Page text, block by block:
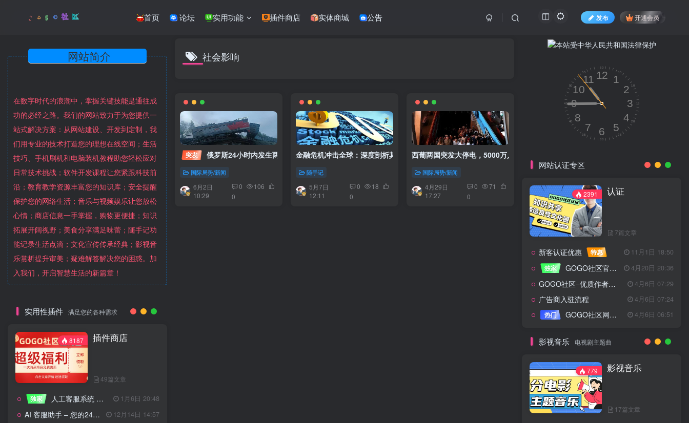
首页 论坛 实用功能 插件商店 实体商城 公告 发布 开通会员
在数字时代的浪潮中，掌握关键技能是通往成
功的必经之路。我们的网站致力于为您提供一
站式解决方案：从网站建设、开发到定制，我
们用专业的技术打造您的理想在线空间；生活
技巧、手机刷机和电脑装机教程助您轻松应对
日常技术挑战；软件开发课程让您紧跟科技前
沿；教育教学资源丰富您的知识库；安全提醒
保护您的网络生活；音乐与视频娱乐让您放松
心情；商店信息一手掌握，购物更便捷；知识
拓展开阔视野；美食分享满足味蕾；随手记功
能记录生活点滴；文化宣传传承经典；影视音
乐赏析提升审美；疑难解答解决您的困惑。加
入我们，开启智慧生活的新篇章！
实用性插件 满足您的各种需求
8187 插件商店
49篇文章
独家 人工客服系统 技术开发文档 1月6日 20:48
AI 客服助手 – 您的24/7智能客服专家
12月14日 14:57
社会影响
突发 俄罗斯24小时内发生两起坍塌事故，已致7死
国际局势/新闻
6月2日
10:29
0
106
0
金融危机冲击全球：深度剖析其对世界的影响
随手记
5月7日
12:11
0
18
0
西葡两国突发大停电，5000万人受影响
国际局势/新闻
4月29日
17:27
0
71
0
网站认证专区
2391 认证
7篇文章
新客认证优惠 特惠
11月1日 18:50
独家
GOGO社区官方成员认证 4月20日 20:36
GOGO社区–优质作者认证 4月6日 07:29
广告商入驻流程
4月6日 07:24
热门
GOGO社区网站搭建(自助服务) 4月6日 06:51
影视音乐 电视剧主题曲
779 影视音乐
17篇文章